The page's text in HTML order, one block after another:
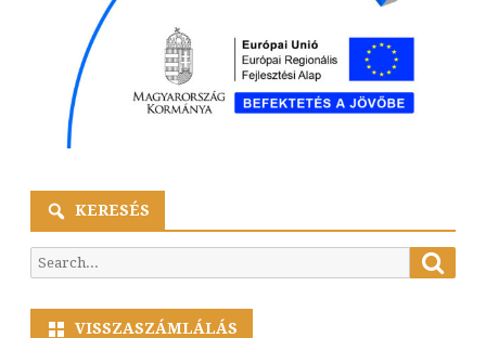
KERESÉS
Search
VISSZASZÁMLÁLÁS